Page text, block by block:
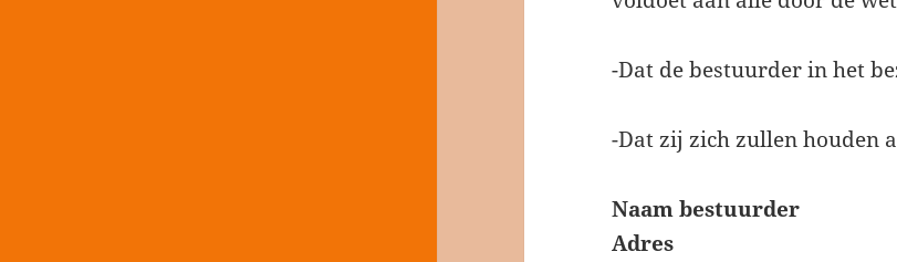
-Dat de bestuurder in het
-Dat zij zich zullen houden
Naam bestuurder
Adres